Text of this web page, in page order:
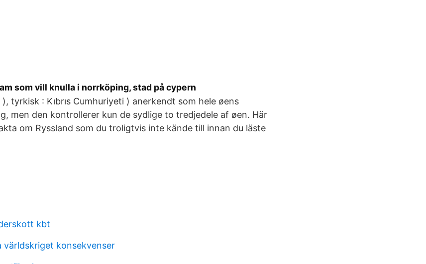
som vill knulla i norrköping, stad på cypern
tyrkisk : Kıbrıs Cumhuriyeti ) anerkendt som hele øens
men den kontrollerer kun de sydlige to tredjedele af øen. Här
om Ryssland som du troligtvis inte kände till innan du läste
kbt
konsekvenser